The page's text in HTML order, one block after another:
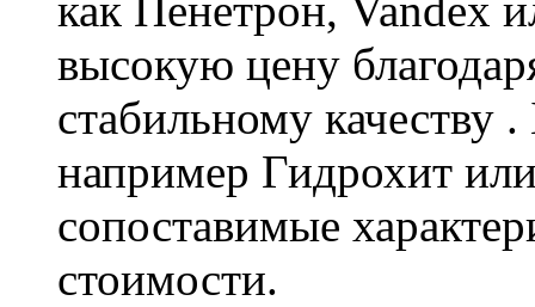
высокую цену
стабильному качеству
например Гидрохит
сопоставимые
стоимости.